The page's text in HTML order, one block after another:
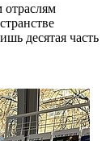
отраслям
десятая часть